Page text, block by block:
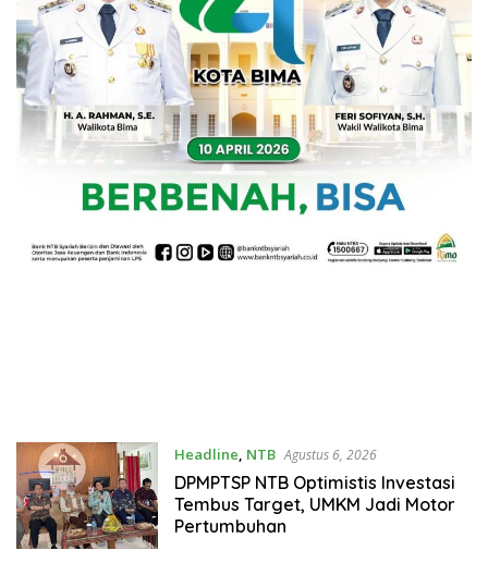
Headline NTB Agustus 6, 2026
DPMPTSP NTB Optimistis Investasi
Tembus Target, UMKM Jadi Motor
Pertumbuhan